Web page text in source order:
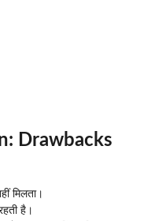
Drawbacks
मिलता।
है।